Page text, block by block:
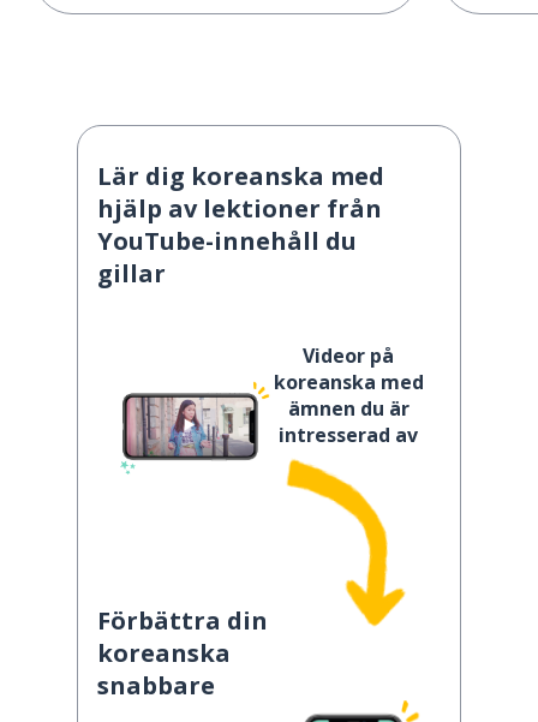
Lär dig koreanska med
hjälp av lektioner från
YouTube-innehåll du
gillar
Videor på
koreanska med
ämnen du är
intresserad av
Förbättra din
koreanska
snabbare